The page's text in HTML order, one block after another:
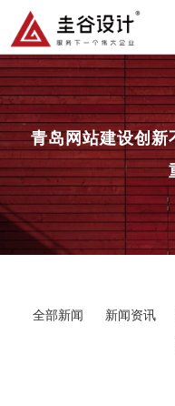
青岛网站建设创新
全部新闻 新闻资讯